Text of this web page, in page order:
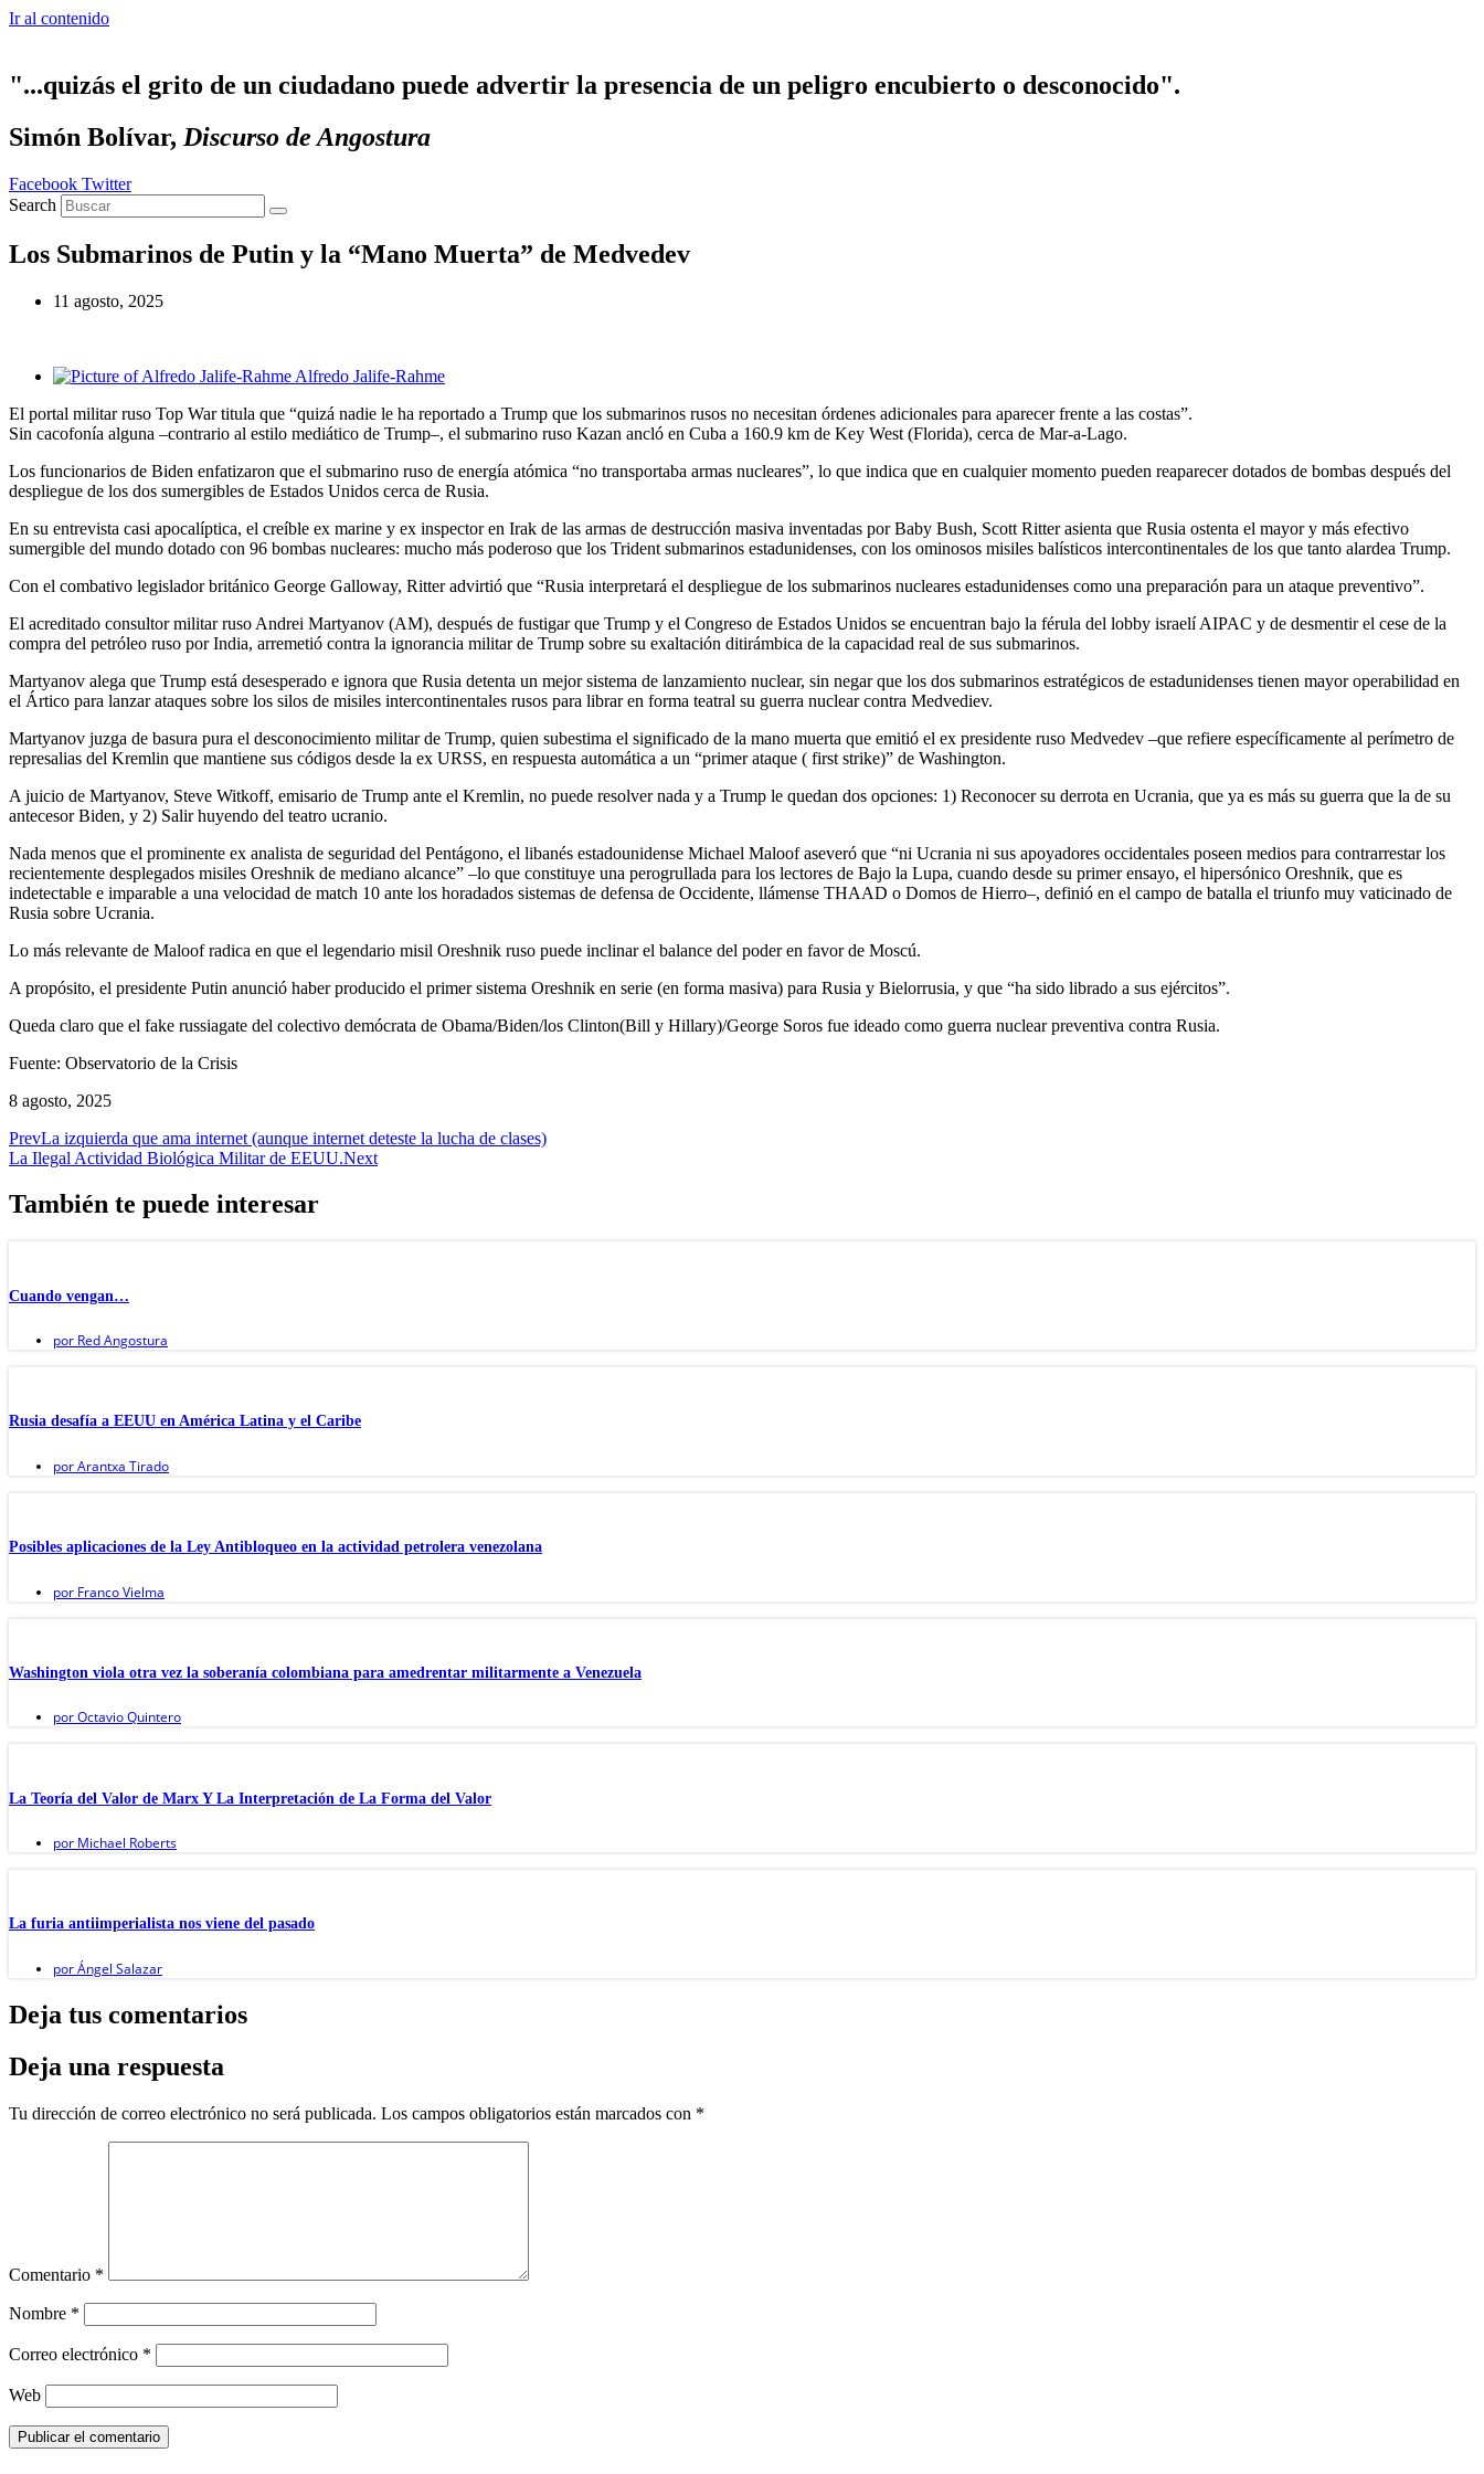
Ir al contenido
"...quizás el grito de un ciudadano puede advertir la presencia de un peligro encubierto o desconocido".
Simón Bolívar, Discurso de Angostura
Facebook Twitter
Search
Los Submarinos de Putin y la “Mano Muerta” de Medvedev
11 agosto, 2025
Alfredo Jalife-Rahme
El portal militar ruso Top War titula que “quizá nadie le ha reportado a Trump que los submarinos rusos no necesitan órdenes adicionales para aparecer frente a las costas”.
Sin cacofonía alguna –contrario al estilo mediático de Trump–, el submarino ruso Kazan ancló en Cuba a 160.9 km de Key West (Florida), cerca de Mar-a-Lago.
Los funcionarios de Biden enfatizaron que el submarino ruso de energía atómica “no transportaba armas nucleares”, lo que indica que en cualquier momento pueden reaparecer dotados de bombas después del
despliegue de los dos sumergibles de Estados Unidos cerca de Rusia.
En su entrevista casi apocalíptica, el creíble ex marine y ex inspector en Irak de las armas de destrucción masiva inventadas por Baby Bush, Scott Ritter asienta que Rusia ostenta el mayor y más efectivo
sumergible del mundo dotado con 96 bombas nucleares: mucho más poderoso que los Trident submarinos estadunidenses, con los ominosos misiles balísticos intercontinentales de los que tanto alardea Trump.
Con el combativo legislador británico George Galloway, Ritter advirtió que “Rusia interpretará el despliegue de los submarinos nucleares estadunidenses como una preparación para un ataque preventivo”.
El acreditado consultor militar ruso Andrei Martyanov (AM), después de fustigar que Trump y el Congreso de Estados Unidos se encuentran bajo la férula del lobby israelí AIPAC y de desmentir el cese de la
compra del petróleo ruso por India, arremetió contra la ignorancia militar de Trump sobre su exaltación ditirámbica de la capacidad real de sus submarinos.
Martyanov alega que Trump está desesperado e ignora que Rusia detenta un mejor sistema de lanzamiento nuclear, sin negar que los dos submarinos estratégicos de estadunidenses tienen mayor operabilidad en
el Ártico para lanzar ataques sobre los silos de misiles intercontinentales rusos para librar en forma teatral su guerra nuclear contra Medvediev.
Martyanov juzga de basura pura el desconocimiento militar de Trump, quien subestima el significado de la mano muerta que emitió el ex presidente ruso Medvedev –que refiere específicamente al perímetro de
represalias del Kremlin que mantiene sus códigos desde la ex URSS, en respuesta automática a un “primer ataque ( first strike)” de Washington.
A juicio de Martyanov, Steve Witkoff, emisario de Trump ante el Kremlin, no puede resolver nada y a Trump le quedan dos opciones: 1) Reconocer su derrota en Ucrania, que ya es más su guerra que la de su
antecesor Biden, y 2) Salir huyendo del teatro ucranio.
Nada menos que el prominente ex analista de seguridad del Pentágono, el libanés estadounidense Michael Maloof aseveró que “ni Ucrania ni sus apoyadores occidentales poseen medios para contrarrestar los
recientemente desplegados misiles Oreshnik de mediano alcance” –lo que constituye una perogrullada para los lectores de Bajo la Lupa, cuando desde su primer ensayo, el hipersónico Oreshnik, que es
indetectable e imparable a una velocidad de match 10 ante los horadados sistemas de defensa de Occidente, llámense THAAD o Domos de Hierro–, definió en el campo de batalla el triunfo muy vaticinado de
Rusia sobre Ucrania.
Lo más relevante de Maloof radica en que el legendario misil Oreshnik ruso puede inclinar el balance del poder en favor de Moscú.
A propósito, el presidente Putin anunció haber producido el primer sistema Oreshnik en serie (en forma masiva) para Rusia y Bielorrusia, y que “ha sido librado a sus ejércitos”.
Queda claro que el fake russiagate del colectivo demócrata de Obama/Biden/los Clinton(Bill y Hillary)/George Soros fue ideado como guerra nuclear preventiva contra Rusia.
Fuente: Observatorio de la Crisis
8 agosto, 2025
PrevLa izquierda que ama internet (aunque internet deteste la lucha de clases)
La Ilegal Actividad Biológica Militar de EEUU.Next
También te puede interesar
Cuando vengan…
por Red Angostura
Rusia desafía a EEUU en América Latina y el Caribe
porArantxa Tirado
Posibles aplicaciones de la Ley Antibloqueo en la actividad petrolera venezolana
por Franco Vielma
Washington viola otra vez la soberanía colombiana para amedrentar militarmente a Venezuela
porOctavio Quintero
La Teoría del Valor de Marx Y La Interpretación de La Forma del Valor
por Michael Roberts
La furia antiimperialista nos viene del pasado
porÁngel Salazar
Deja tus comentarios
Deja una respuesta
Tu dirección de correo electrónico no será publicada. Los campos obligatorios están marcados con *
Comentario *
Nombre *
Correo electrónico *
Web